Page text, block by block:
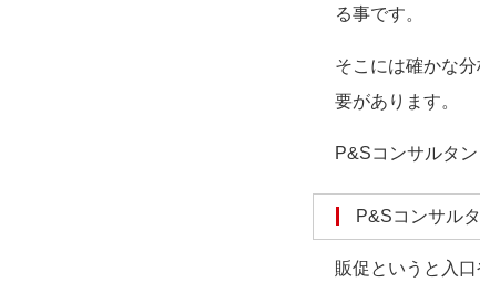
る事です。
そこには確かな
要があります。
P&Sコンサルタ
P&Sコンサ
販促というと入